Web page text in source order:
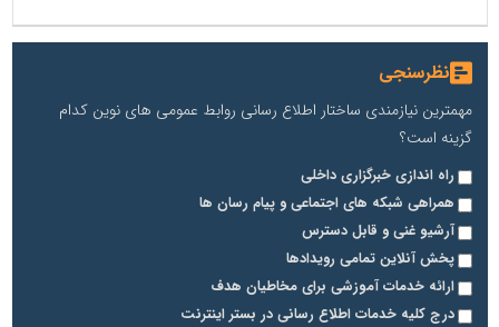
نظرسنجی
مهمترین نیازمندی ساختار اطلاع رسانی روابط عمومی های نوین کدام
گزینه است؟
راه اندازی خبرگزاری داخلی
همراهی شبکه های اجتماعی و پیام رسان ها
آرشیو غنی و قابل دسترس
پخش آنلاین تمامی رویدادها
ارائه خدمات آموزشی برای مخاطیان هدف
درج کلیه خدمات اطلاع رسانی در بستر اینترنت